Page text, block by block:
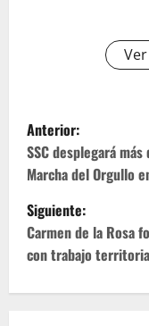
N
a
v
e
g
Anterior:
SSC desplegará
Marcha del Orgullo
Siguiente:
Carmen de la Rosa
con trabajo